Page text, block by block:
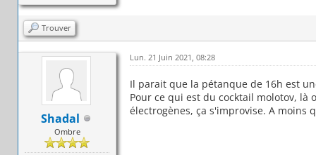
Trouver
Shadal
Ombre
Lun. 21 Juin 2021, 08:28
Il parait que la pétanque de 16h est
Pour ce qui est du cocktail molotov, là
électrogènes, ça s'improvise. A